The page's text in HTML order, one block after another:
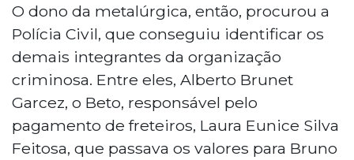
O dono da metalúrgica, então, procurou a
Polícia Civil, que conseguiu identificar os
demais integrantes da organização
criminosa. Entre eles, Alberto Brunet
Garcez, o Beto, responsável pelo
pagamento de freteiros, Laura Eunice Silva
Feitosa, que passava os valores para Bruno